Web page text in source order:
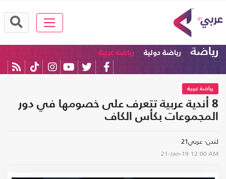
رياضة رياضة دولية رياضة عربية
رياضة عربية
8 أندية عربية تتعرف على خصومها في دور
المجموعات بكأس الكاف
لندن- عربي21
21-Jan-19 12:00 AM